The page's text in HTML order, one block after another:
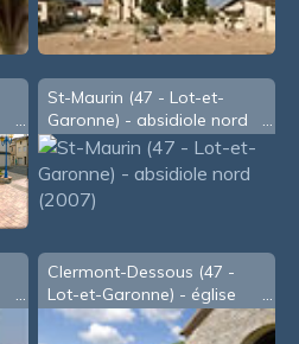
St-Maurin (47 - Lot-et-
Garonne) - absidiole nord
(2007)
Clermont-Dessous (47 -
Lot-et-Garonne) - église